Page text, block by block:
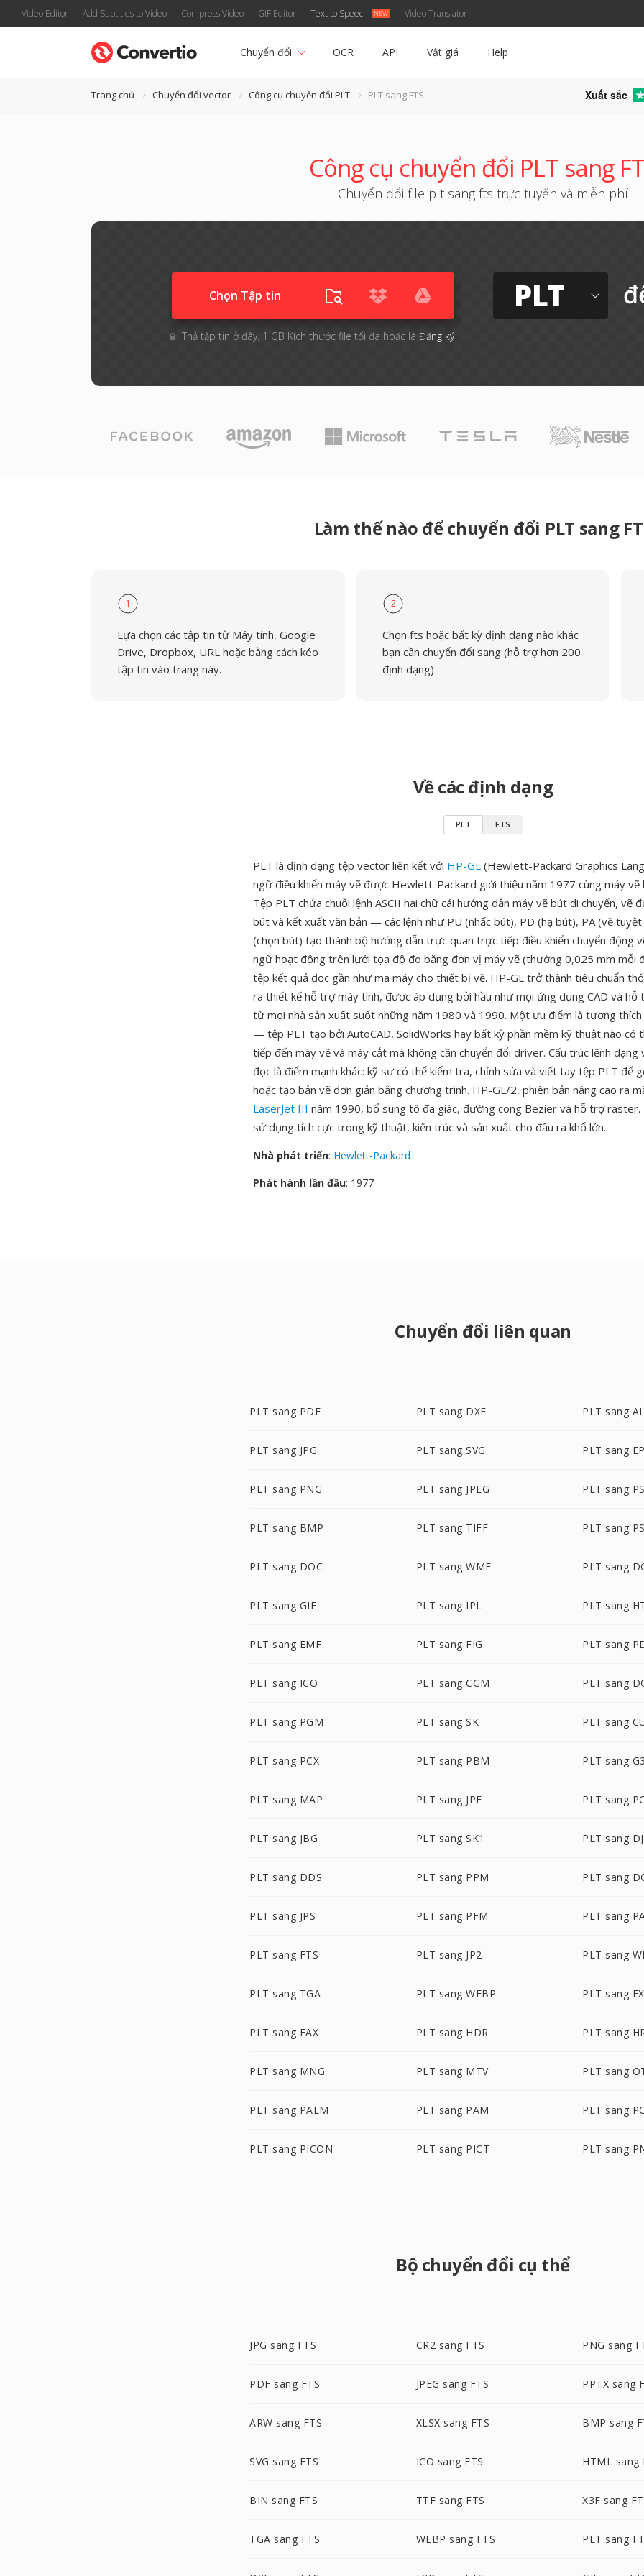
Video Editor Add Subtitles to Video Compress Video GIF Editor Text to Speech Video Translator
Chuyển đổi OCR API Vật giá Help
Trang chủ Chuyển đổi vector Công cụ chuyển đổi PLT PLT sang FTS Xuất sắc
Công cụ chuyển đổi PLT sang
Chuyển đổi file plt sang fts trực tuyến và miễn phí
Chọn Tập tin
Thả tập tin ở đây. 1 GB Kích thước file tối đa hoặc là Đăng ký
PLT
Làm thế nào để chuyển đổi PLT sang
1
Lựa chọn các tập tin từ Máy tính, Google
Drive, Dropbox, URL hoặc bằng cách kéo
tập tin vào trang này.
2
Chọn fts hoặc bất kỳ định dạng nào khác
bạn cần chuyển đổi sang (hỗ trợ hơn 200
định dạng)
Về các định dạng
PLT FTS
PLT là định dạng tệp vector liên kết với HP-GL (Hewlett-Packard Graphics
ngữ điều khiển máy vẽ được Hewlett-Packard giới thiệu năm 1977 cùng máy
Tệp PLT chứa chuỗi lệnh ASCII hai chữ cái hướng dẫn máy vẽ bút di chuyển, vẽ
bút và kết xuất văn bản — các lệnh như PU (nhấc bút), PD (hạ bút), PA (vẽ tuyệt
(chọn bút) tạo thành bộ hướng dẫn trực quan trực tiếp điều khiển chuyển động
ngữ hoạt động trên lưới tọa độ đo bằng đơn vị máy vẽ (thường 0,025 mm mỗi
tệp kết quả đọc gần như mã máy cho thiết bị vẽ. HP-GL trở thành tiêu chuẩn
ra thiết kế hỗ trợ máy tính, được áp dụng bởi hầu như mọi ứng dụng CAD và hỗ
từ mọi nhà sản xuất suốt những năm 1980 và 1990. Một ưu điểm là tương thích
— tệp PLT tạo bởi AutoCAD, SolidWorks hay bất kỳ phần mềm kỹ thuật nào có
tiếp đến máy vẽ và máy cắt mà không cần chuyển đổi driver. Cấu trúc lệnh dạng
đọc là điểm mạnh khác: kỹ sư có thể kiểm tra, chỉnh sửa và viết tay tệp PLT để
hoặc tạo bản vẽ đơn giản bằng chương trình. HP-GL/2, phiên bản nâng cao ra
LaserJet III năm 1990, bổ sung tô đa giác, đường cong Bezier và hỗ trợ raster.
sử dụng tích cực trong kỹ thuật, kiến trúc và sản xuất cho đầu ra khổ lớn.
Nhà phát triển: Hewlett-Packard
Phát hành lần đầu: 1977
Chuyển đổi liên quan
PLT sang PDF PLT sang DXF PLT sang AI
PLT sang JPG PLT sang SVG PLT sang
PLT sang PNG PLT sang JPEG PLT sang
PLT sang BMP PLT sang TIFF PLT sang PS
PLT sang DOC PLT sang WMF PLT sang
PLT sang GIF PLT sang IPL PLT sang
PLT sang EMF PLT sang FIG PLT sang
PLT sang ICO PLT sang CGM PLT sang
PLT sang PGM PLT sang SK PLT sang
PLT sang PCX PLT sang PBM PLT sang G3
PLT sang MAP PLT sang JPE PLT sang
PLT sang JBG PLT sang SK1 PLT sang
PLT sang DDS PLT sang PPM PLT sang
PLT sang JPS PLT sang PFM PLT sang
PLT sang FTS PLT sang JP2 PLT sang
PLT sang TGA PLT sang WEBP PLT sang
PLT sang FAX PLT sang HDR PLT sang
PLT sang MNG PLT sang MTV PLT sang
PLT sang PALM PLT sang PAM PLT sang
PLT sang PICON PLT sang PICT PLT sang
Bộ chuyển đổi cụ thể
JPG sang FTS CR2 sang FTS PNG sang
PDF sang FTS JPEG sang FTS PPTX sang
ARW sang FTS XLSX sang FTS BMP sang
SVG sang FTS ICO sang FTS HTML sang
BIN sang FTS TTF sang FTS X3F sang
TGA sang FTS WEBP sang FTS PLT sang